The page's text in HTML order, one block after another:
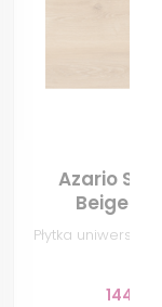
Azario
Beige
Płytka
144,00